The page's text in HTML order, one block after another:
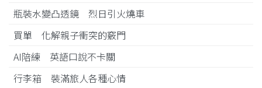
瓶裝水變凸透鏡 烈日引火燒車
買單 化解親子衝突的竅門
AI陪練 英語口說不卡關
行李箱 裝滿旅人各種心情